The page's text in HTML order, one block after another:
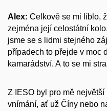
Alex: Celkově se mi líblo,
zejména její celostátní
jsme se s lidmi stejného
případech to přejde v moc
kamarádství. A to se mi
Z IESO byl pro mě
vnímání, ať už Číny nebo